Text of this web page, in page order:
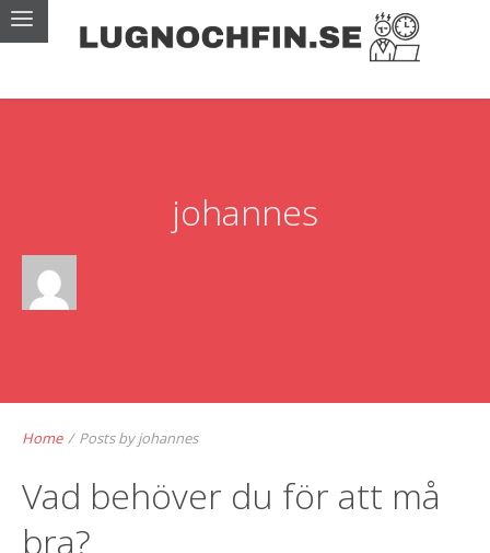
johannes
Home / Posts by johannes
Vad behöver du för att må
bra?